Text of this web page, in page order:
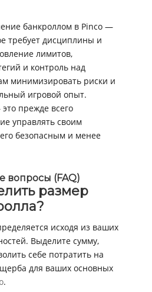
банкроллом в Pinco —
требует дисциплины и
лимитов,
и контроль над
минимизировать риски и
игровой опыт.
прежде всего
управлять своим
безопасным и менее
вопросы (FAQ)
размер
исходя из ваших
Выделите сумму,
себе потратить на
для ваших основных
.